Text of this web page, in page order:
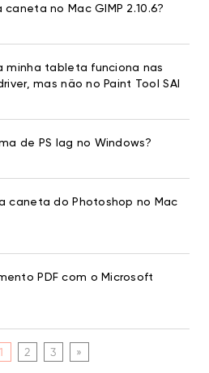
no Mac GIMP 2.10.6?
minha tableta funciona nas
mas não no Paint Tool SAI
de PS lag no Windows?
caneta do Photoshop no Mac
PDF com o Microsoft
1 2 3 »